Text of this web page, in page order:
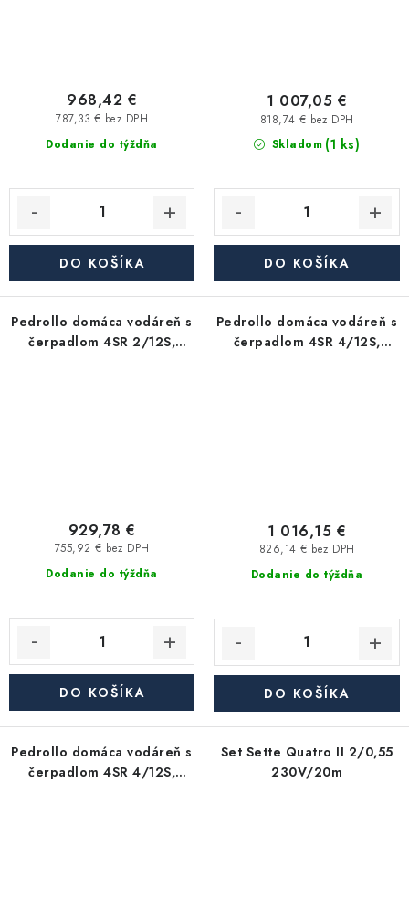
Dodanie do týždňa
787,33 € bez DPH
968,42 €
DO KOŠÍKA
Skladom (1 ks)
818,74 € bez DPH
1 007,05 €
DO KOŠÍKA
Pedrollo domáca vodáreň s
čerpadlom 4SR 2/12S,
Dodanie do týždňa
755,92 € bez DPH
929,78 €
DO KOŠÍKA
Pedrollo domáca vodáreň s
čerpadlom 4SR 4/12S,
Dodanie do týždňa
826,14 € bez DPH
1 016,15 €
DO KOŠÍKA
Pedrollo domáca vodáreň s
čerpadlom 4SR 4/12S,
Set Sette Quatro II 2/0,55
230V/20m